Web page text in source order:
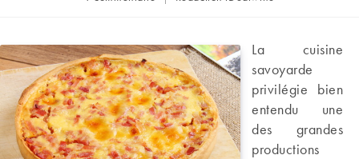
publication :
publication :
La cuisine
savoyarde
privilégie bien
entendu une
des grandes
productions